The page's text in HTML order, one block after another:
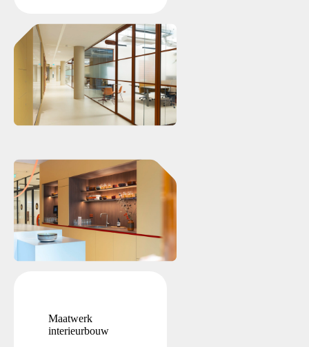
Maatwerk
interieurbouw